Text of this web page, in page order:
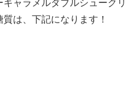
ャラメルダブルシュークリ
は、下記になります！